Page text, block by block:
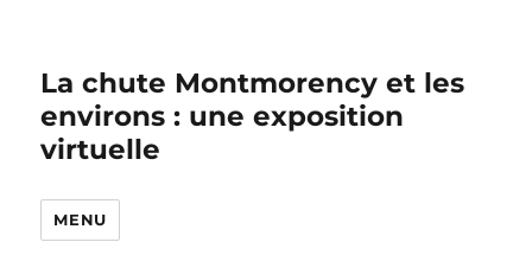
La chute Montmorency et les
environs : une exposition
virtuelle
MENU